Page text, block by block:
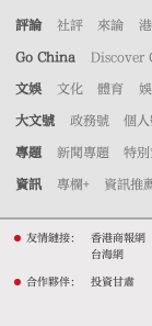
評論 社評 來論
Go China Discover
文娛 文化 體育
大文號 政務號 個人
專題 新聞專題 特
資訊 專欄+ 資訊推
友情鏈接： 香港商報網
台海網
合作夥伴： 投資甘肅